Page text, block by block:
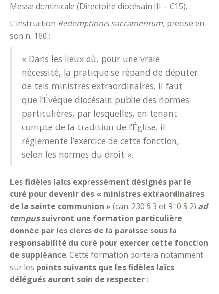
Messe dominicale (Directoire diocésain III – C15).
L’instruction Redemptionis sacramentum, précise en
son n. 160 :
« Dans les lieux où, pour une vraie
nécessité, la pratique se répand de députer
de tels ministres extraordinaires, il faut
que l’Évêque diocésain publie des normes
particulières, par lesquelles, en tenant
compte de la tradition de l’Église, il
réglemente l’exercice de cette fonction,
selon les normes du droit ».
Les fidèles laïcs expressément désignés par le
curé pour devenir des « ministres extraordinaires
de la sainte communion » (can. 230 § 3 et 910 § 2) ad
tempussuivront une formation particulière
donnée par les clercs de la paroisse sous la
responsabilité du curé pour exercer cette fonction
de suppléance. Cette formation portera notamment
sur les points suivants que les fidèles laïcs
délégués auront soin de respecter: